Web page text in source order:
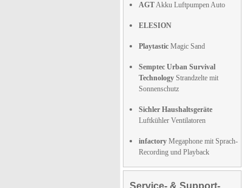
AGTAkku Luftpumpen Auto
ELESION
Playtastic Magic Sand
Semptec Urban Survival
Technology Strandzelte mit
Sonnenschutz
Sichler Haushaltsgeräte
Luftkühler Ventilatoren
infactory Megaphone mit Sprach-
Recording und Playback
Service- & Support-